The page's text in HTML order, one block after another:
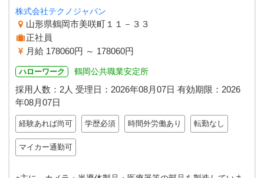
株式会社テクノジャパン
山形県鶴岡市美咲町１１－３３
正社員
月給 178060円 ～ 178060円
ハローワーク 鶴岡公共職業安定所
採用人数：2人 受理日： 2026年08月07日 有効期限： 2026
年08月07日
経験あれば尚可 学歴必須 時間外労働あり 転勤なし
マイカー通勤可